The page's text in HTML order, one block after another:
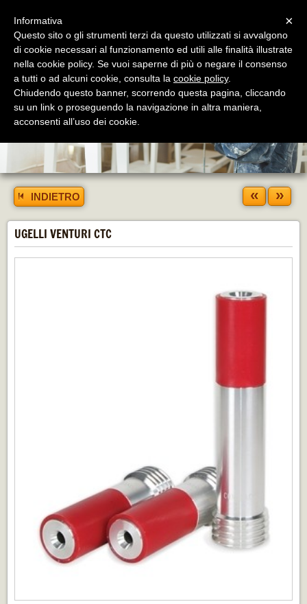
INDIETRO « »
UGELLI VENTURI CTC
×
Informativa
Questo sito o gli strumenti terzi da questo utilizzati si avvalgono
di cookie necessari al funzionamento ed utili alle finalità illustrate
nella cookie policy. Se vuoi saperne di più o negare il consenso
a tutti o ad alcuni cookie, consulta la cookie policy.
Chiudendo questo banner, scorrendo questa pagina, cliccando
su un link o proseguendo la navigazione in altra maniera,
acconsenti all’uso dei cookie.